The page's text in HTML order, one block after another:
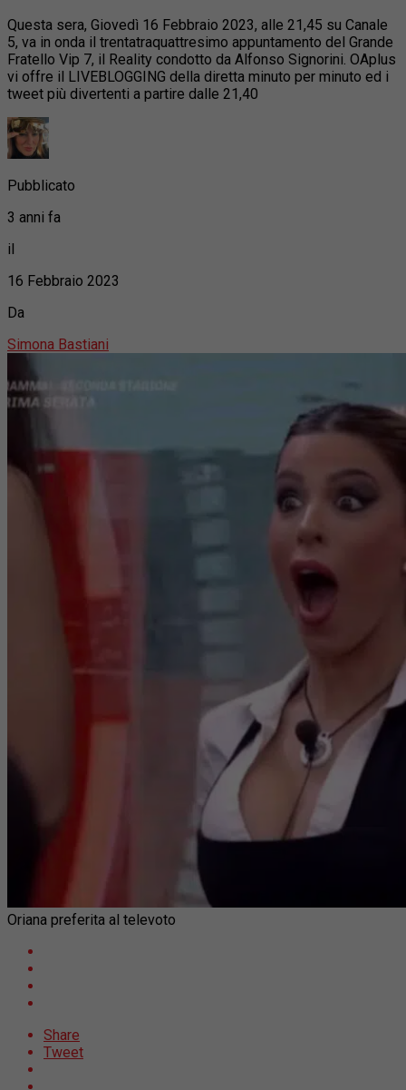
Questa sera, Giovedì 16 Febbraio 2023, alle 21,45 su Canale
5, va in onda il trentatraquattresimo appuntamento del Grande
Fratello Vip 7, il Reality condotto da Alfonso Signorini. OAplus
vi offre il LIVEBLOGGING della diretta minuto per minuto ed i
tweet più divertenti a partire dalle 21,40
Pubblicato
3 anni fa
il
16 Febbraio 2023
Da
Simona Bastiani
Oriana preferita al televoto
Share
Tweet